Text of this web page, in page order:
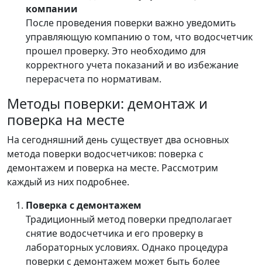
компании
После проведения поверки важно уведомить
управляющую компанию о том, что водосчетчик
прошел проверку. Это необходимо для
корректного учета показаний и во избежание
перерасчета по нормативам.
Методы поверки: демонтаж и
поверка на месте
На сегодняшний день существует два основных
метода поверки водосчетчиков: поверка с
демонтажем и поверка на месте. Рассмотрим
каждый из них подробнее.
Поверка с демонтажем
Традиционный метод поверки предполагает
снятие водосчетчика и его проверку в
лабораторных условиях. Однако процедура
поверки с демонтажем может быть более